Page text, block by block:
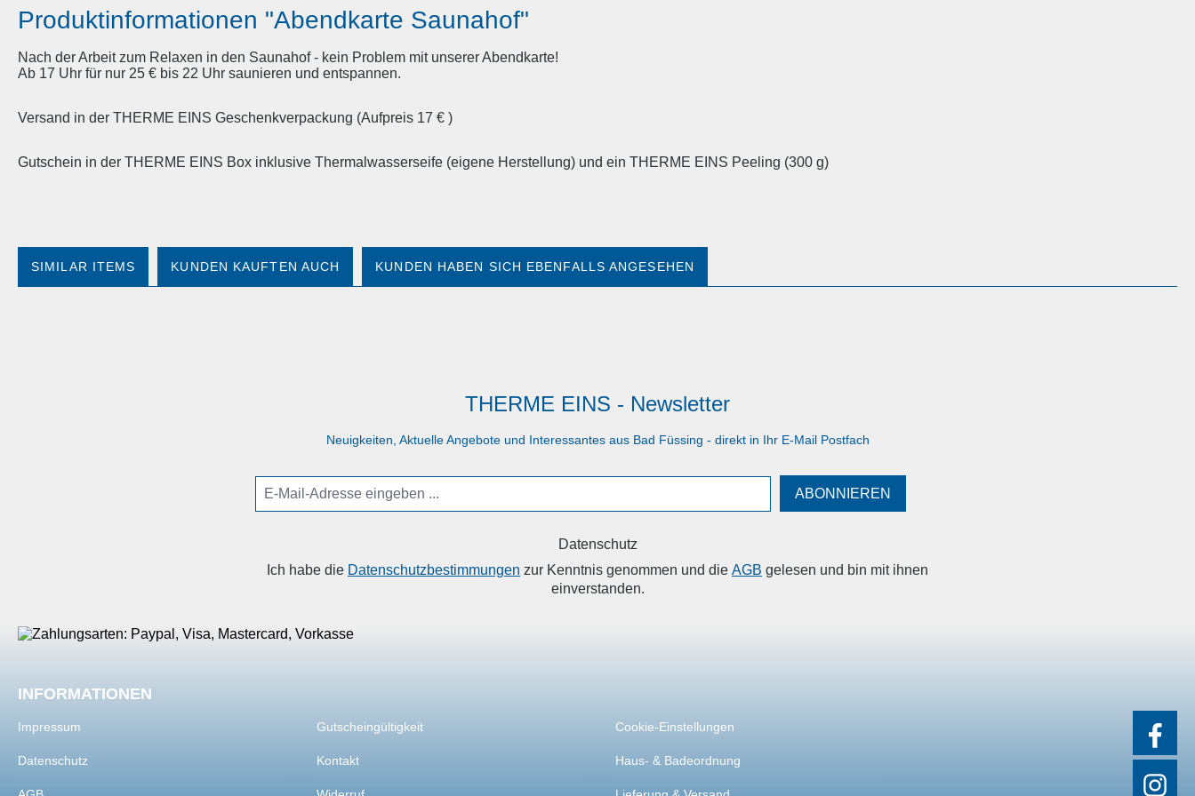
Produktinformationen "Abendkarte Saunahof"
Nach der Arbeit zum Relaxen in den Saunahof - kein Problem mit unserer Abendkarte!
Ab 17 Uhr für nur 25 € bis 22 Uhr saunieren und entspannen.
Versand in der THERME EINS Geschenkverpackung (Aufpreis 17 € )
Gutschein in der THERME EINS Box inklusive Thermalwasserseife (eigene Herstellung) und ein THERME EINS Peeling (300 g)
SIMILAR ITEMS KUNDEN KAUFTEN AUCH KUNDEN HABEN SICH EBENFALLS ANGESEHEN
THERME EINS - Newsletter
Neuigkeiten, Aktuelle Angebote und Interessantes aus Bad Füssing - direkt in Ihr E-Mail Postfach
ABONNIEREN
Datenschutz
Ich habe die Datenschutzbestimmungen zur Kenntnis genommen und die AGB gelesen und bin mit ihnen
einverstanden.
INFORMATIONEN
Impressum
Datenschutz
Gutscheingültigkeit
Kontakt
Cookie-Einstellungen
Haus- & Badeordnung